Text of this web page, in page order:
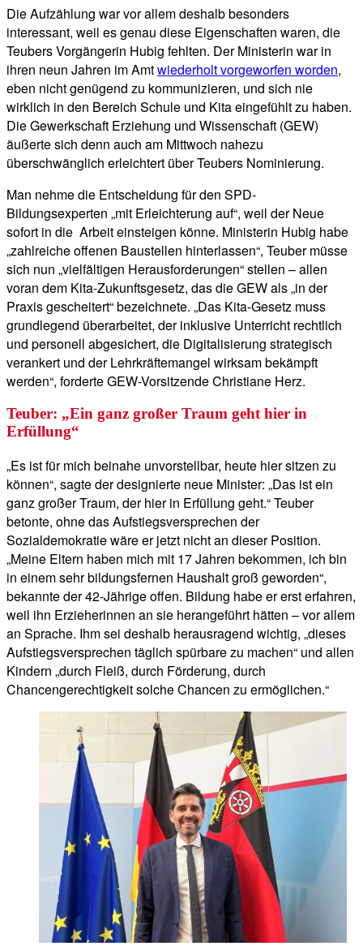
Die Aufzählung war vor allem deshalb besonders
interessant, weil es genau diese Eigenschaften waren, die
Teubers Vorgängerin Hubig fehlten. Der Ministerin war in
ihren neun Jahren im Amtwiederholt vorgeworfen worden,
eben nicht genügend zu kommunizieren, und sich nie
wirklich in den Bereich Schule und Kita eingefühlt zu haben.
Die Gewerkschaft Erziehung und Wissenschaft (GEW)
äußerte sich denn auch am Mittwoch nahezu
überschwänglich erleichtert über Teubers Nominierung.
Man nehme die Entscheidung für den SPD-
Bildungsexperten „mit Erleichterung auf“, weil der Neue
sofort in die Arbeit einsteigen könne. Ministerin Hubig habe
„zahlreiche offenen Baustellen hinterlassen“, Teuber müsse
sich nun „vielfältigen Herausforderungen“ stellen – allen
voran dem Kita-Zukunftsgesetz, das die GEW als „in der
Praxis gescheitert“ bezeichnete. „Das Kita-Gesetz muss
grundlegend überarbeitet, der inklusive Unterricht rechtlich
und personell abgesichert, die Digitalisierung strategisch
verankert und der Lehrkräftemangel wirksam bekämpft
werden“, forderte GEW-Vorsitzende Christiane Herz.
Teuber: „Ein ganz großer Traum geht hier in
Erfüllung“
„Es ist für mich beinahe unvorstellbar, heute hier sitzen zu
können“, sagte der designierte neue Minister: „Das ist ein
ganz großer Traum, der hier in Erfüllung geht.“ Teuber
betonte, ohne das Aufstiegsversprechen der
Sozialdemokratie wäre er jetzt nicht an dieser Position.
„Meine Eltern haben mich mit 17 Jahren bekommen, ich bin
in einem sehr bildungsfernen Haushalt groß geworden“,
bekannte der 42-Jährige offen. Bildung habe er erst erfahren,
weil ihn Erzieherinnen an sie herangeführt hätten – vor allem
an Sprache. Ihm sei deshalb herausragend wichtig, „dieses
Aufstiegsversprechen täglich spürbare zu machen“ und allen
Kindern „durch Fleiß, durch Förderung, durch
Chancengerechtigkeit solche Chancen zu ermöglichen.“